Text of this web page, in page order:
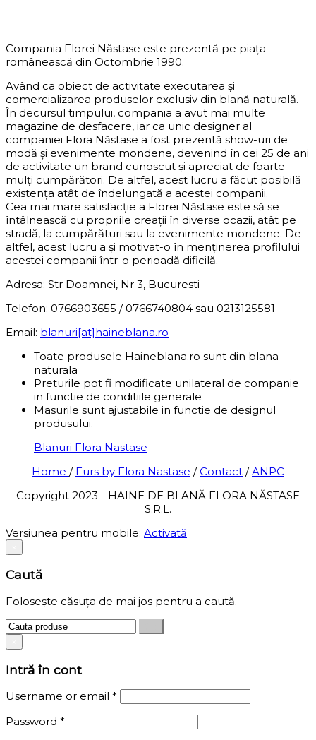
Compania Florei Năstase este prezentă pe piața
românească din Octombrie 1990.
Având ca obiect de activitate executarea și
comercializarea produselor exclusiv din blană naturală.
În decursul timpului, compania a avut mai multe
magazine de desfacere, iar ca unic designer al
companiei Flora Năstase a fost prezentă show-uri de
modă și evenimente mondene, devenind în cei 25 de ani
de activitate un brand cunoscut și apreciat de foarte
mulți cumpărători. De altfel, acest lucru a făcut posibilă
existența atât de îndelungată a acestei companii.
Cea mai mare satisfacție a Florei Năstase este să se
întâlnească cu propriile creații în diverse ocazii, atât pe
stradă, la cumpărături sau la evenimente mondene. De
altfel, acest lucru a și motivat-o în menținerea profilului
acestei companii într-o perioadă dificilă.
Adresa: Str Doamnei, Nr 3, Bucuresti
Telefon: 0766903655 / 0766740804 sau 0213125581
Email: blanuri[at]haineblana.ro
Toate produsele Haineblana.ro sunt din blana
naturala
Preturile pot fi modificate unilateral de companie
in functie de conditiile generale
Masurile sunt ajustabile in functie de designul
produsului.
Blanuri Flora Nastase
Home / Furs by Flora Nastase /Contact /ANPC
Copyright 2023 - HAINE DE BLANĂ FLORA NĂSTASE
S.R.L.
Versiunea pentru mobile: Activată
Caută
Folosește căsuța de mai jos pentru a caută.
Intră în cont
Username or email *
Password *